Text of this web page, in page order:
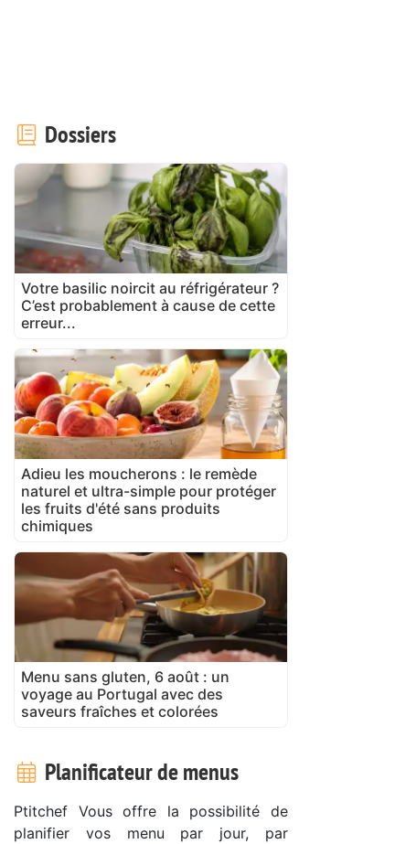
Dossiers
Votre basilic noircit au réfrigérateur ?
C’est probablement à cause de cette
erreur...
Adieu les moucherons : le remède
naturel et ultra-simple pour protéger
les fruits d'été sans produits
chimiques
Menu sans gluten, 6 août : un
voyage au Portugal avec des
saveurs fraîches et colorées
Planificateur de menus
Ptitchef Vous offre la possibilité de
planifier vos menu par jour, par